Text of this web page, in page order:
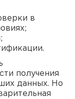
в
получения
данных. Но